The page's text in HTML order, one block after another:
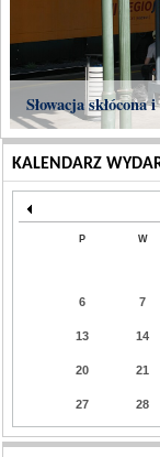
Słowacja
KALENDARZ
P W
6 7
13 14
20 21
27 28